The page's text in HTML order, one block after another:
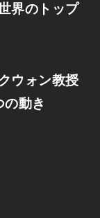
界のトップ
ウォン教授
動き